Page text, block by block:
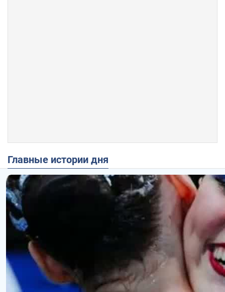
Главные истории дня